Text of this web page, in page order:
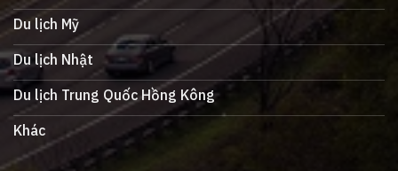
Du lịch Mỹ
Du lịch Nhật
Du lịch Trung Quốc Hồng Kông
Khác